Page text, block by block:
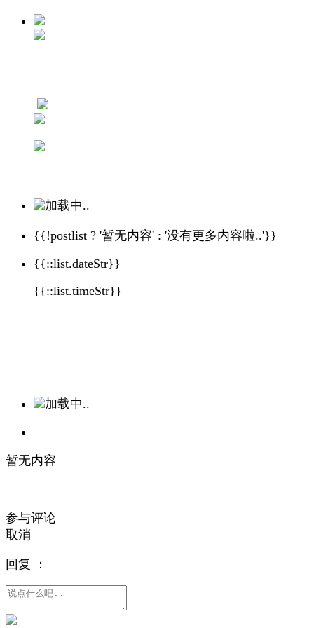
加载中..
{{!postlist ? '暂无内容' : '没有更多内容啦..'}}
{{::list.dateStr}}
{{::list.timeStr}}
加载中..
暂无内容
参与评论
取消
回复 ：